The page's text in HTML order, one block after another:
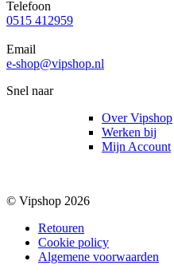
Telefoon
0515 412959
Email
e-shop@vipshop.nl
Snel naar
Over Vipshop
Werken bij
Mijn Account
© Vipshop 2026
Retouren
Cookie policy
Algemene voorwaarden